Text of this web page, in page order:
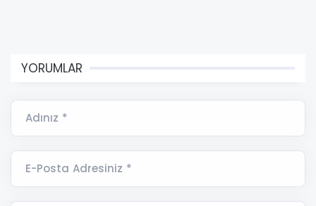
YORUMLAR
Adınız *
E-Posta Adresiniz *